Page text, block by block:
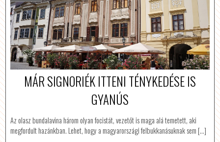
MÁR SIGNORIÉK ITTENI TÉNYKEDÉSE IS
GYANÚS
Az olasz bundalavina három olyan focistát, vezetőt is maga alá temetett, aki
megfordult hazánkban. Lehet, hogy a magyarországi felbukkanásuknak sem […]